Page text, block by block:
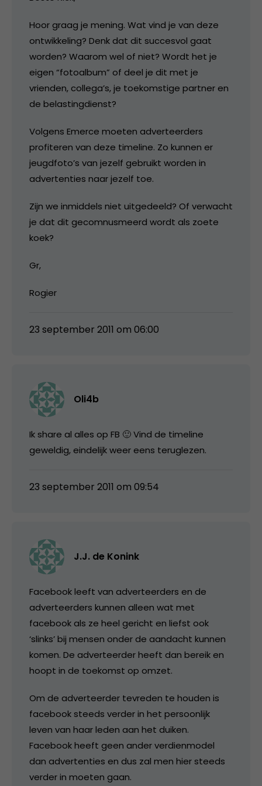
Hoor graag je mening. Wat vind je van deze
ontwikkeling? Denk dat dit succesvol gaat
worden? Waarom wel of niet? Wordt het je
eigen “fotoalbum” of deel je dit met je
vrienden, collega’s, je toekomstige partner en
de belastingdienst?
Volgens Emerce moeten adverteerders
profiteren van deze timeline. Zo kunnen er
jeugdfoto’s van jezelf gebruikt worden in
advertenties naar jezelf toe.
Zijn we inmiddels niet uitgedeeld? Of verwacht
je dat dit gecomnusmeerd wordt als zoete
koek?
Gr,
Rogier
23 september 2011 om 06:00
Oli4b
Ik share al alles op FB 🙂 Vind de timeline
geweldig, eindelijk weer eens teruglezen.
23 september 2011 om 09:54
J.J. de Konink
Facebook leeft van adverteerders en de
adverteerders kunnen alleen wat met
facebook als ze heel gericht en liefst ook
‘slinks’ bij mensen onder de aandacht kunnen
komen. De adverteerder heeft dan bereik en
hoopt in de toekomst op omzet.
Om de adverteerder tevreden te houden is
facebook steeds verder in het persoonlijk
leven van haar leden aan het duiken.
Facebook heeft geen ander verdienmodel
dan advertenties en dus zal men hier steeds
verder in moeten gaan.